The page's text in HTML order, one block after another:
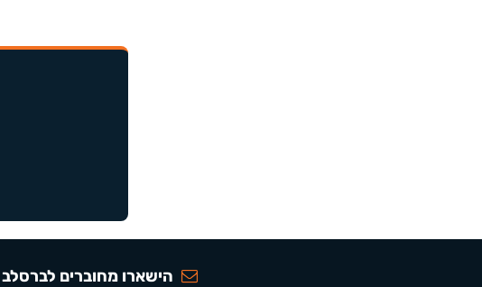
הישארו מחוברים